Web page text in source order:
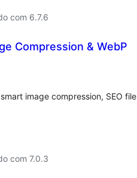
com 6.7.6
Compression & WebP
image compression, SEO file
com 7.0.3